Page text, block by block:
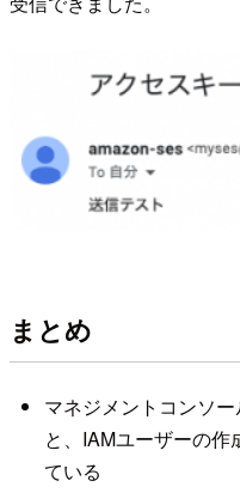
まとめ
マネジメントコンソ
と、IAMユーザーの
ている